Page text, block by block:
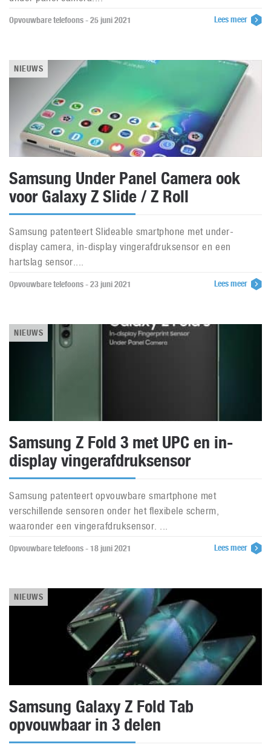
Opvouwbare telefoons - 25 juni 2021 Lees meer
NIEUWS
Samsung Under Panel Camera ook
voor Galaxy Z Slide / Z Roll
Samsung patenteert Slideable smartphone met under-
display camera, in-display vingerafdruksensor en een
hartslag sensor....
Opvouwbare telefoons - 23 juni 2021 Lees meer
NIEUWS
Samsung Z Fold 3 met UPC en in-
display vingerafdruksensor
Samsung patenteert opvouwbare smartphone met
verschillende sensoren onder het flexibele scherm,
waaronder een vingerafdruksensor. ...
Opvouwbare telefoons - 18 juni 2021 Lees meer
NIEUWS
Samsung Galaxy Z Fold Tab
opvouwbaar in 3 delen